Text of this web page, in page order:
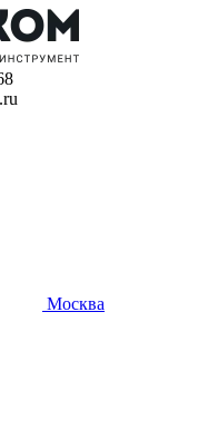
Москва